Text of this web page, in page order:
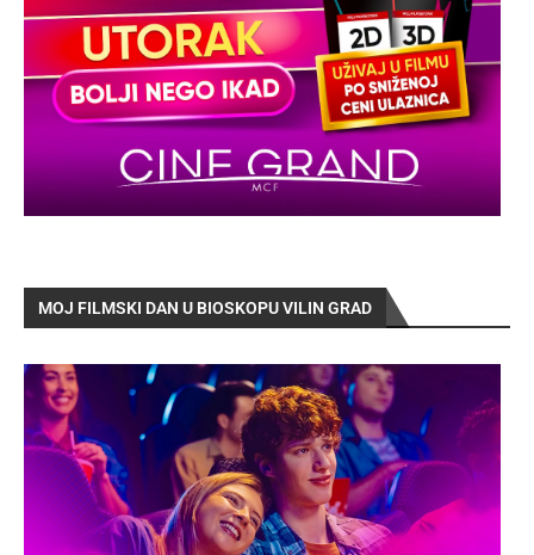
MOJ FILMSKI DAN U BIOSKOPU VILIN GRAD